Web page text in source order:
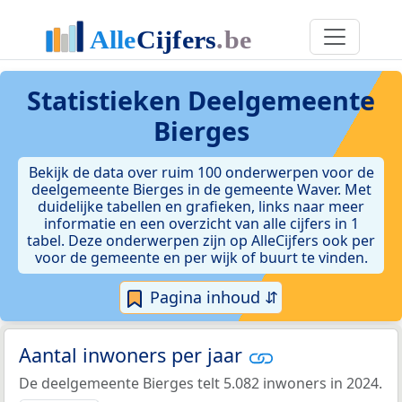
Statistieken Deelgemeente
Bierges
Bekijk de data over ruim 100 onderwerpen voor de
deelgemeente Bierges in de gemeente Waver. Met
duidelijke tabellen en grafieken, links naar meer
informatie en een overzicht van alle cijfers in 1
tabel. Deze onderwerpen zijn op AlleCijfers ook per
voor de gemeente en per wijk of buurt te vinden.
Pagina inhoud ⇵
Aantal inwoners per jaar
De deelgemeente Bierges telt 5.082 inwoners in 2024.